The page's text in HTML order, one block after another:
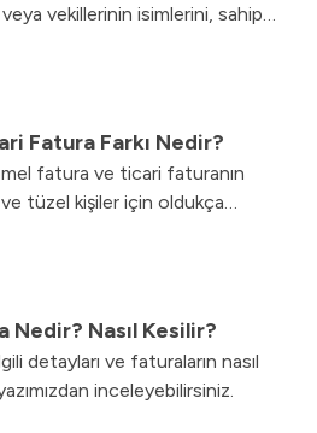
vekillerinin isimlerini, sahip
toplantıdaki katılımlarını
Fatura Farkı Nedir?
fatura ve ticari faturanın
ve tüzel kişiler için oldukça
yazımızda bulabilirsiniz.
Nedir? Nasıl Kesilir?
detayları ve faturaların nasıl
inceleyebilirsiniz.